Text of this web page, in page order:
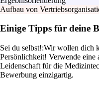
Aufbau von
Einige Tipps für deine
Sei du selbst!:Wir wollen dich
Persönlichkeit! Verwende eine
Leidenschaft für die
Bewerbung einzigartig.